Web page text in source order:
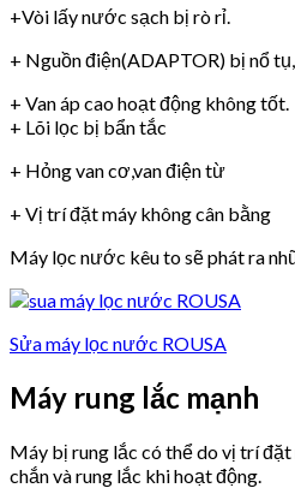
+Vòi lấy nước sạch bị rò rỉ.
+ Nguồn điện(ADAPTOR) bị nổ
+ Van áp cao hoạt động không tốt.
+ Lõi lọc bị bẩn tắc
+ Hỏng van cơ,van điện từ
+ Vị trí đặt máy không cân bằng
Máy lọc nước kêu to sẽ phát ra
Sửa máy lọc nước ROUSA
Máy rung lắc mạnh
Máy bị rung lắc có thể do vị trí đặt
chắn và rung lắc khi hoạt động.